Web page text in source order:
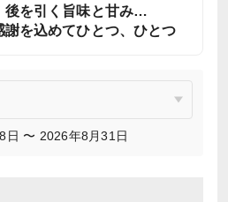
後を引く旨味と甘み…
を込めてひとつ、ひとつ
日 〜 2026年8月31日